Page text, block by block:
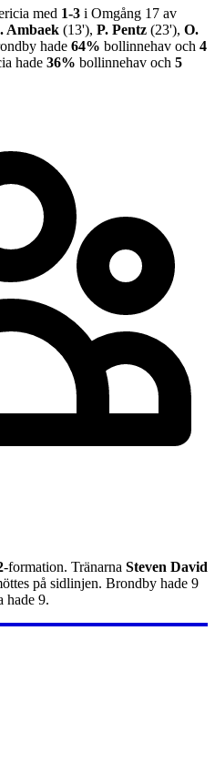
med 1-3 i Omgång 17 av
Ambaek (13'), P. Pentz (23'), O.
hade 64% bollinnehav och 4
hade 36% bollinnehav och 5
-formation. Tränarna Steven David
på sidlinjen. Brondby hade 9
hade 9.